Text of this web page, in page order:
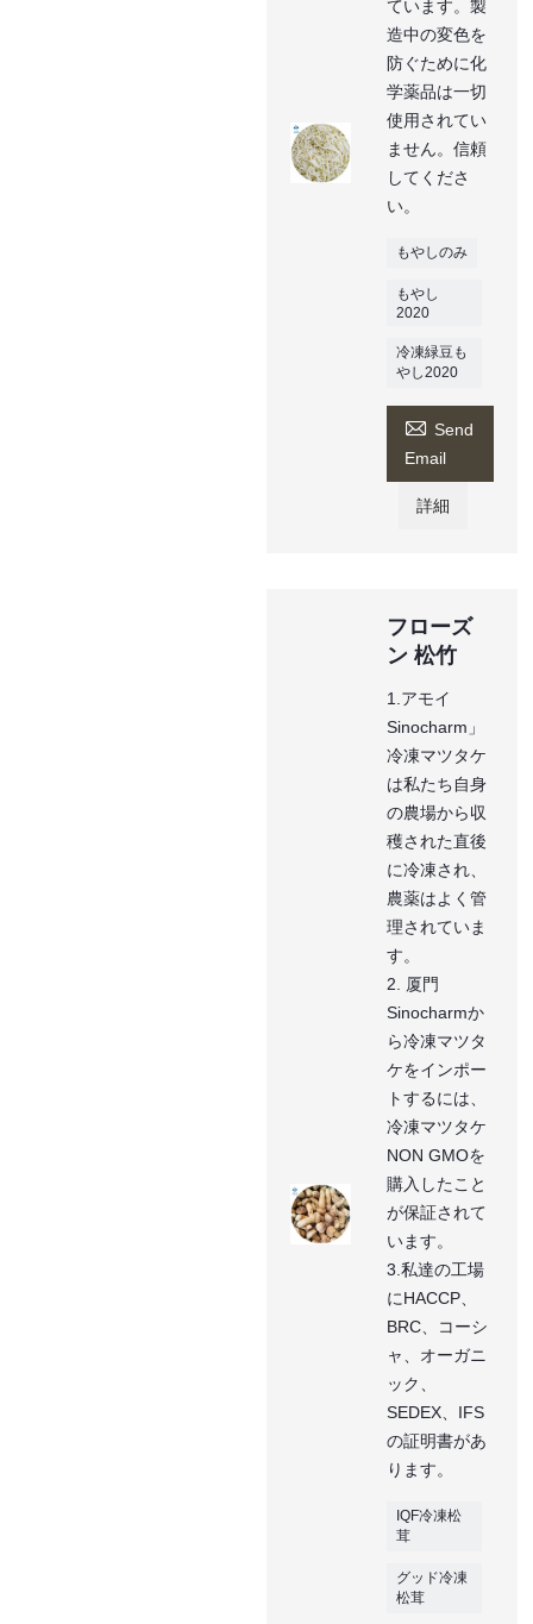
ています。製
造中の変色を
防ぐために化
学薬品は一切
使用されてい
ません。信頼
してくださ
い。
もやしのみ
もやし
2020
冷凍緑豆も
やし2020
 Send
Email
詳細
フローズ
ン 松竹
1.アモイ
Sinocharm」
冷凍マツタケ
は私たち自身
の農場から収
穫された直後
に冷凍され、
農薬はよく管
理されていま
す。
2. 厦門
Sinocharmか
ら冷凍マツタ
ケをインポー
トするには、
冷凍マツタケ
NON GMOを
購入したこと
が保証されて
います。
3.私達の工場
にHACCP、
BRC、コーシ
ャ、オーガニ
ック、
SEDEX、IFS
の証明書があ
ります。
IQF冷凍松
茸
グッド冷凍
松茸